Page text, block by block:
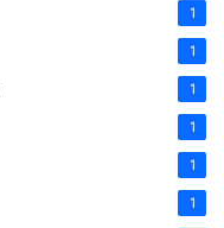
1
1
1
1
1
1